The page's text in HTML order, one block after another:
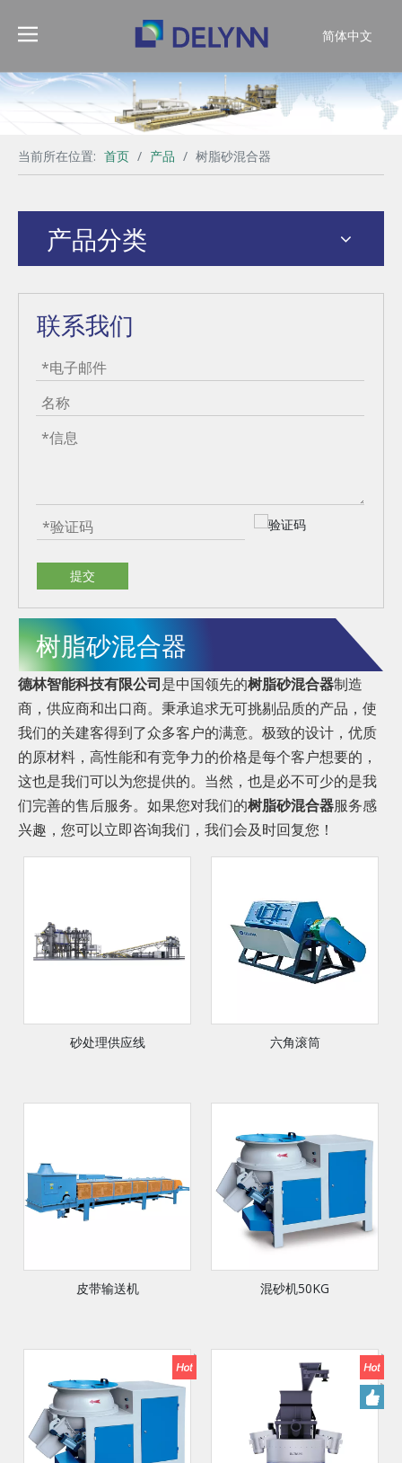
简体中文
当前所在位置: 首页 / 产品 / 树脂砂混合器
产品分类
联系我们
提交
树脂砂混合器
德林智能科技有限公司是中国领先的树脂砂混合器制造
商，供应商和出口商。秉承追求无可挑剔品质的产品，使
我们的关建客得到了众多客户的满意。极致的设计，优质
的原材料，高性能和有竞争力的价格是每个客户想要的，
这也是我们可以为您提供的。当然，也是必不可少的是我
们完善的售后服务。如果您对我们的树脂砂混合器服务感
兴趣，您可以立即咨询我们，我们会及时回复您！
砂处理供应线 六角滚筒
皮带输送机 混砂机50KG